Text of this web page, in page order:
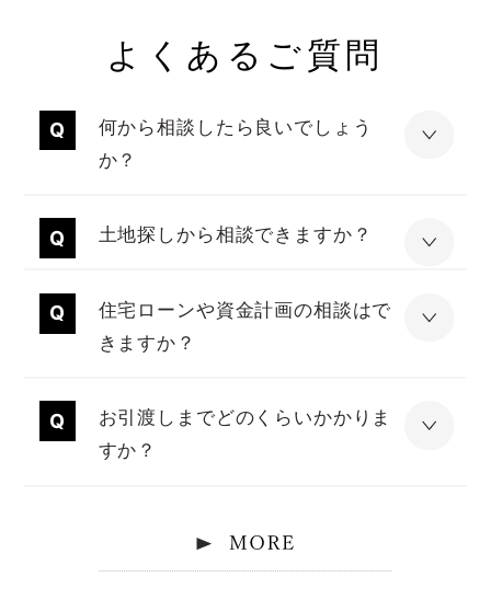
よくあるご質問
何から相談したら良いでしょう
か？
土地探しから相談できますか？
住宅ローンや資金計画の相談はで
きますか？
お引渡しまでどのくらいかかりま
すか？